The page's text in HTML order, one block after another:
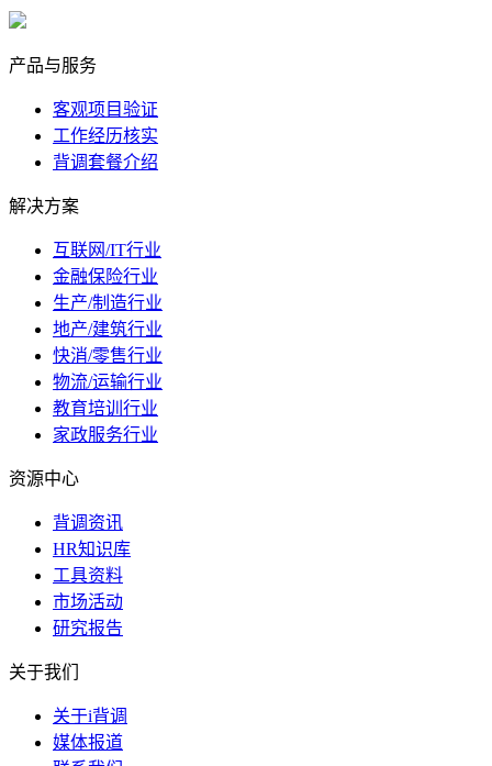
产品与服务
客观项目验证
工作经历核实
背调套餐介绍
解决方案
互联网/IT行业
金融保险行业
生产/制造行业
地产/建筑行业
快消/零售行业
物流/运输行业
教育培训行业
家政服务行业
资源中心
背调资讯
HR知识库
工具资料
市场活动
研究报告
关于我们
关于i背调
媒体报道